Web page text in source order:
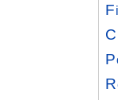
F
C
P
R